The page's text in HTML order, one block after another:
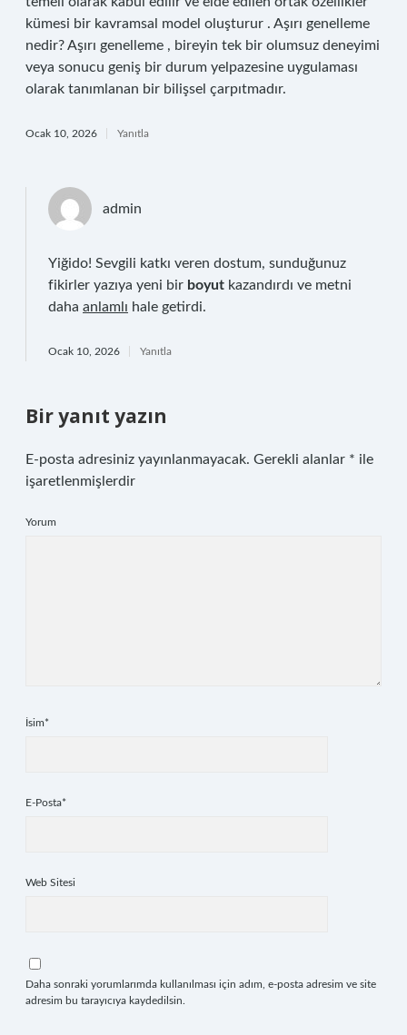
kümesi bir kavramsal model oluşturur . Aşırı genelleme
nedir? Aşırı genelleme , bireyin tek bir olumsuz deneyimi
veya sonucu geniş bir durum yelpazesine uygulaması
olarak tanımlanan bir bilişsel çarpıtmadır.
Ocak 10, 2026 Yanıtla
admin
Yiğido! Sevgili katkı veren dostum, sunduğunuz
fikirler yazıya yeni bir boyut kazandırdı ve metni
daha anlamlı hale getirdi.
Ocak 10, 2026 Yanıtla
Bir yanıt yazın
E-posta adresiniz yayınlanmayacak. Gerekli alanlar * ile
işaretlenmişlerdir
Yorum
İsim*
E-Posta*
Web Sitesi
Daha sonraki yorumlarımda kullanılması için adım, e-posta adresim ve site
adresim bu tarayıcıya kaydedilsin.